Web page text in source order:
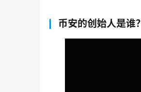
币安的创始人是谁？